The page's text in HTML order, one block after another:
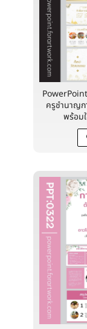
ครูชำนาญก
พร้อม